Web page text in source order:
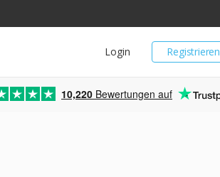
Registrieren
Login
10,220 Bewertungen auf